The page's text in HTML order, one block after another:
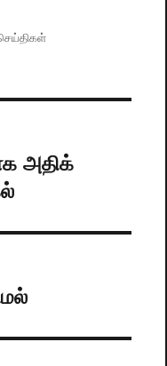
அதிக்